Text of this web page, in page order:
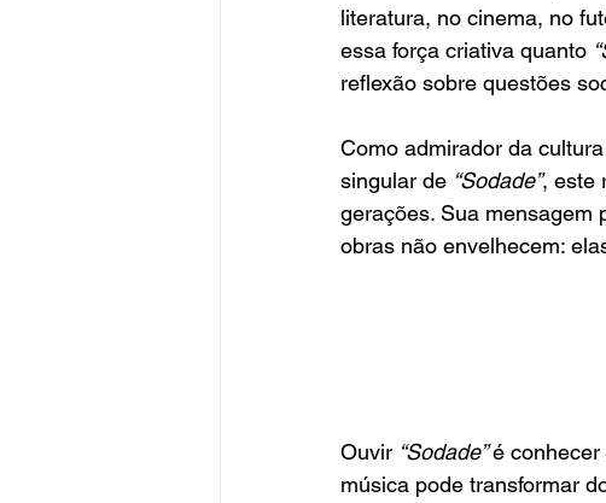
literatura, no cinema, no
essa força criativa quanto
reflexão sobre questões
Como admirador da
singular de “Sodade”, este
gerações. Sua mensagem
obras não envelhecem:
Ouvir “Sodade” é
música pode transformar